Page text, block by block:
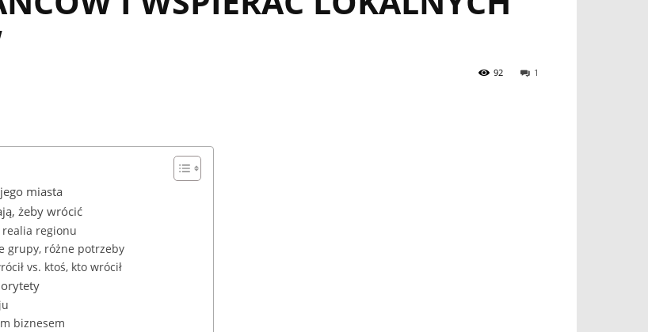
1
92
miasta
żeby wrócić
realia regionu
grupy, różne potrzeby
vs. ktoś, kto wrócił
biznesem